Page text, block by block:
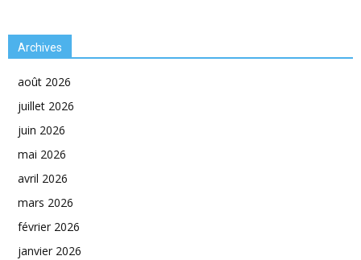
Archives
août 2026
juillet 2026
juin 2026
mai 2026
avril 2026
mars 2026
février 2026
janvier 2026